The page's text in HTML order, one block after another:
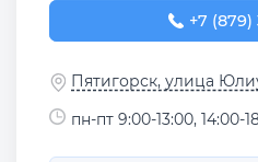
+7 (879)
+7 (879)
Пятигорск, улица
пн-пт 9:00-13:00, 14:00-